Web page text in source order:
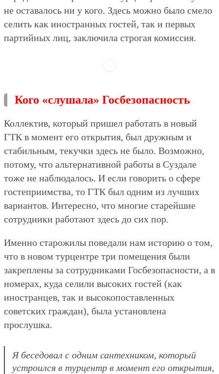
не оставалось ни у кого. Здесь можно было смело
селить как иностранных гостей, так и первых
партийных лиц, заключила строгая комиссия.
Кого «слушала» Госбезопасность
Коллектив, который пришел работать в новый
ГТК в момент его открытия, был дружным и
стабильным, текучки здесь не было. Возможно,
потому, что альтернативной работы в Суздале
тоже не наблюдалось. И если говорить о сфере
гостеприимства, то ГТК был одним из лучших
вариантов. Интересно, что многие старейшие
сотрудники работают здесь до сих пор.
Именно старожилы поведали нам историю о том,
что в новом турцентре три помещения были
закреплены за сотрудниками Госбезопасности, а в
номерах, куда селили высоких гостей (как
иностранцев, так и высокопоставленных
советских граждан), была установлена
прослушка.
Я беседовал с одним сантехником, который
устроился в турцентр в момент его открытия,